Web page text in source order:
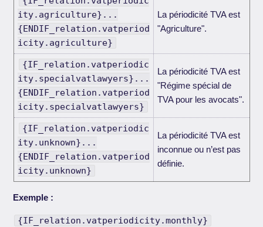
ity.agriculture}...
{ENDIF_relation.vatperiod
icity.agriculture}
La périodicité TVA est
"Agriculture".
{IF_relation.vatperiodic
ity.specialvatlawyers}...
{ENDIF_relation.vatperiod
icity.specialvatlawyers}
La périodicité TVA est
"Régime spécial de
TVA pour les avocats".
{IF_relation.vatperiodic
ity.unknown}...
{ENDIF_relation.vatperiod
icity.unknown}
La périodicité TVA est
inconnue ou n’est pas
définie.
Exemple :
{IF_relation.vatperiodicity.monthly}